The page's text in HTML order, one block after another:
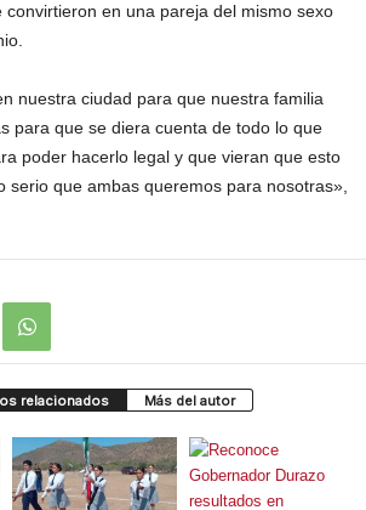
convirtieron en una pareja del mismo sexo
nuestra ciudad para que nuestra familia
para que se diera cuenta de todo lo que
poder hacerlo legal y que vieran que esto
serio que ambas queremos para nosotras»,
relacionados Más del autor